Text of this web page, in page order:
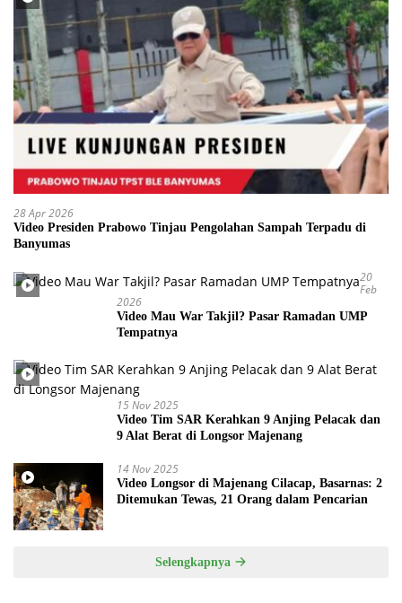
28 Apr 2026
Video Presiden Prabowo Tinjau Pengolahan Sampah Terpadu di
Banyumas
20
Feb
2026
Video Mau War Takjil? Pasar Ramadan UMP
Tempatnya
15 Nov 2025
Video Tim SAR Kerahkan 9 Anjing Pelacak dan
9 Alat Berat di Longsor Majenang
14 Nov 2025
Video Longsor di Majenang Cilacap, Basarnas: 2
Ditemukan Tewas, 21 Orang dalam Pencarian
Selengkapnya